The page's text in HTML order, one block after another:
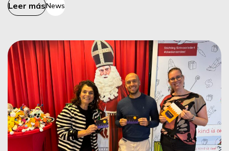
Leer másNews